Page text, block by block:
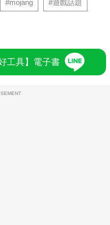
#mojang #遊戲話題
工具】電子書